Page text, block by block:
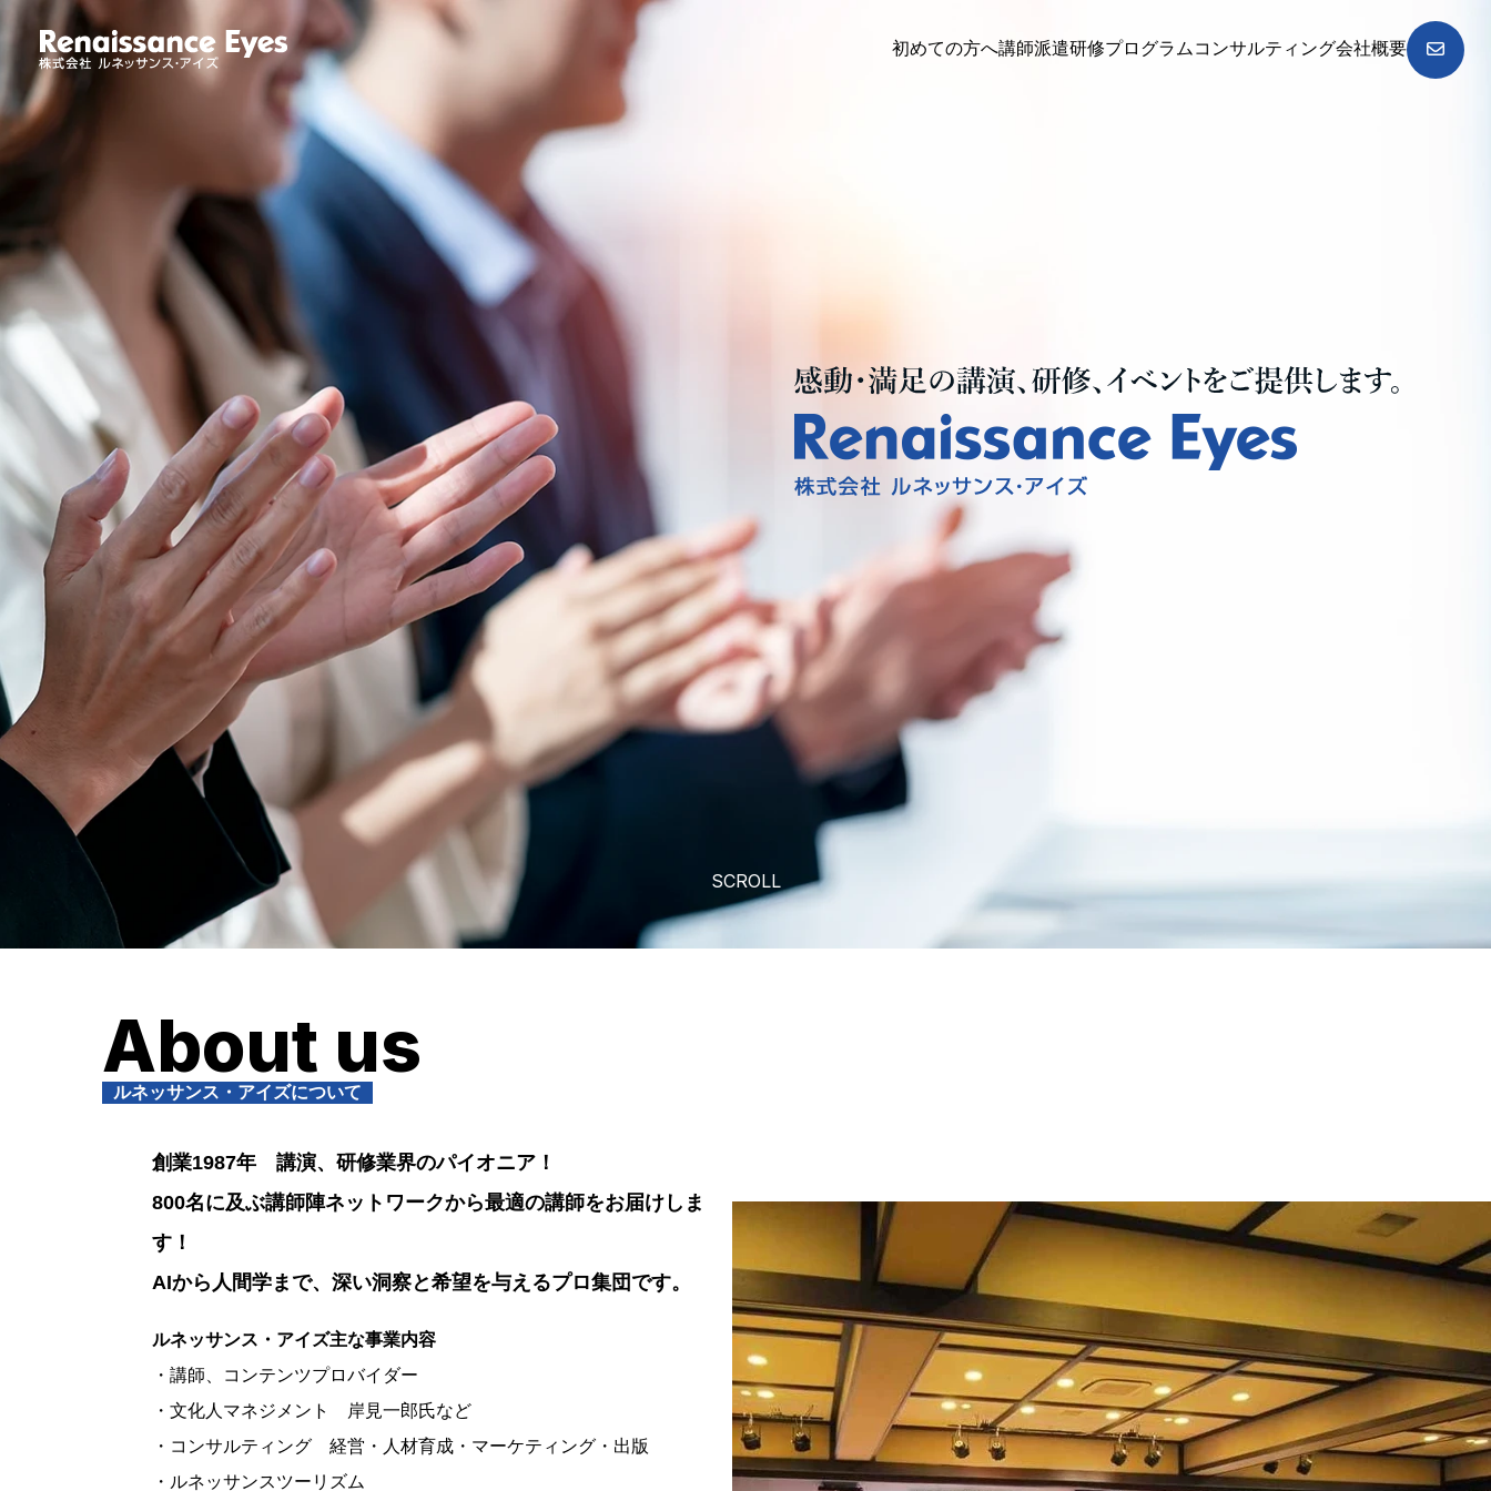
初めての方へ講師派遣研修プログラム コンサルティング会社概要
SCROLL
ルネッサンス・アイズについて
About us
創業1987年 講演、研修業界のパイオニア！
800名に及ぶ講師陣ネットワークから最適の講師をお届けしま
す！
AIから人間学まで、深い洞察と希望を与えるプロ集団です。
ルネッサンス・アイズ主な事業内容
・講師、コンテンツプロバイダー
・文化人マネジメント 岸見一郎氏など
・コンサルティング 経営・人材育成・マーケティング・出版
・ルネッサンスツーリズム